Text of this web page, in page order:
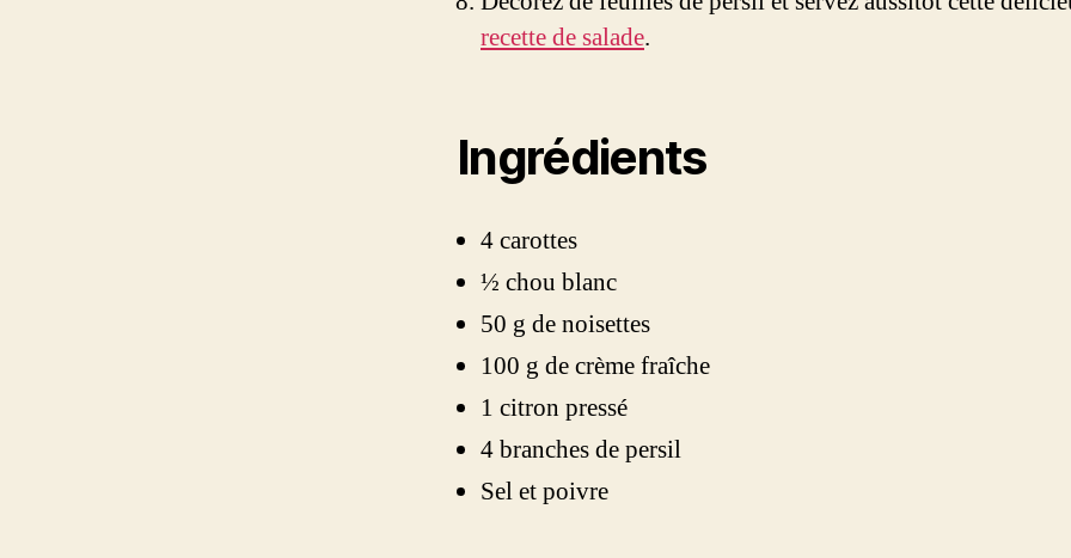
recette de salade.
Ingrédients
4 carottes
½ chou blanc
50 g de noisettes
100 g de crème fraîche
1 citron pressé
4 branches de persil
Sel et poivre